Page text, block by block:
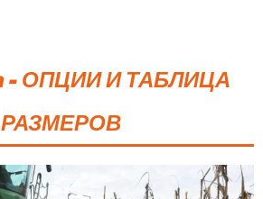
ОПЦИИ И ТАБЛИЦА
РАЗМЕРОВ